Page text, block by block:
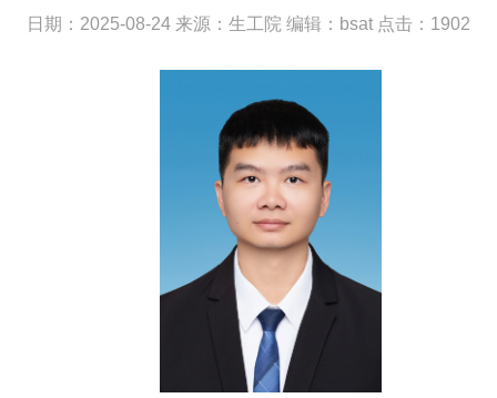
日期：2025-08-24 来源：生工院 编辑：bsat 点击： 1902